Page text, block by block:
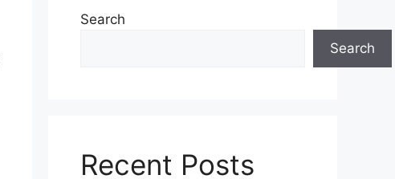
Search
Search
Recent Posts